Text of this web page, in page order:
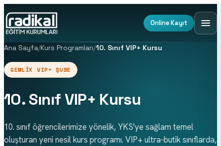
Online Kayıt
Ana Sayfa/Kurs Programları/10. Sınıf VIP+ Kursu
GEMLIK VIP+ ŞUBE
10. Sınıf VIP+ Kursu
10. sınıf öğrencilerimize yönelik, YKS'ye sağlam temel
oluşturan yeni nesil kurs programı. VIP+ ultra-butik sınıflarda,